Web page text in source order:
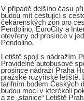
V případě delšího času
budou mít cestující s
čekárenských zón pro
Pendolino, EuroCity a
otevřeny od prosince v
Pendolino.
Letiště spojí s nádražím
Pravidelné autobusové
prosince nádraží Praha
pražské ruzyňské letiště.
tarifním bodem Českých
budou moci v kterékoli
a ze „stanice“ Letiště